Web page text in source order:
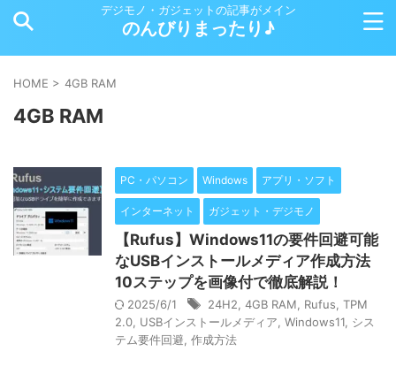
デジモノ・ガジェットの記事がメイン
のんびりまったり♪
HOME > 4GB RAM
4GB RAM
PC・パソコン Windows アプリ・ソフト
インターネット ガジェット・デジモノ
【Rufus】Windows11の要件回避可能
なUSBインストールメディア作成方法
10ステップを画像付で徹底解説！
2025/6/1 24H2 4GB RAM Rufus TPM
2.0 USBインストールメディア Windows11 シス
テム要件回避 作成方法